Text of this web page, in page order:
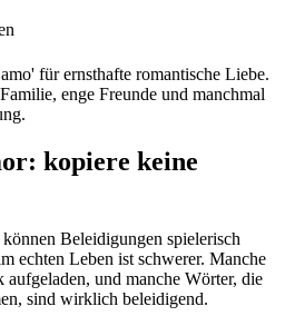
für ernsthafte romantische Liebe.
enge Freunde und manchmal
kopiere keine
Beleidigungen spielerisch
echten Leben ist schwerer. Manche
und manche Wörter, die
sind wirklich beleidigend.